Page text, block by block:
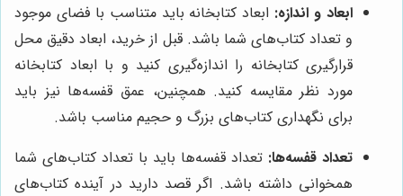
ابعاد و اندازه: ابعاد کتابخانه باید متناسب با فضای موجود
و تعداد کتاب‌های شما باشد. قبل از خرید، ابعاد دقیق محل
قرارگیری کتابخانه را اندازه‌گیری کنید و با ابعاد کتابخانه
مورد نظر مقایسه کنید. همچنین، عمق قفسه‌ها نیز باید
برای نگهداری کتاب‌های بزرگ و حجیم مناسب باشد.
تعداد قفسه‌ها: تعداد قفسه‌ها باید با تعداد کتاب‌های شما
همخوانی داشته باشد. اگر قصد دارید در آینده کتاب‌های